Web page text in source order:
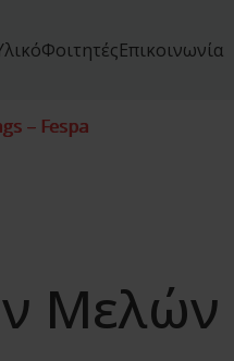
ΦοιτητέςΕπικοινωνία
– Fespa